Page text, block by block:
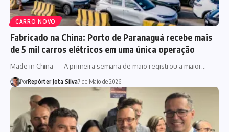
CARRO NOVO
Fabricado na China: Porto de Paranaguá recebe mais
de 5 mil carros elétricos em uma única operação
Made in China — A primeira semana de maio registrou a maior…
PorRepórter Jota Silva7 de Maio de 2026